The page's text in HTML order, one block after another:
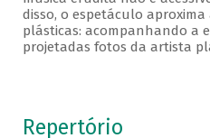
disso, o espetáculo
plásticas: acompanhando a
projetadas fotos da artista
Repertório